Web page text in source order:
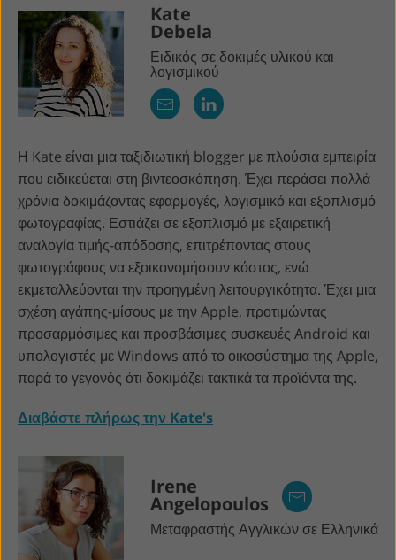
Kate
Debela
Ειδικός σε δοκιμές υλικού και
λογισμικού
Η Kate είναι μια ταξιδιωτική blogger με πλούσια εμπειρία
που ειδικεύεται στη βιντεοσκόπηση. Έχει περάσει πολλά
χρόνια δοκιμάζοντας εφαρμογές, λογισμικό και εξοπλισμό
φωτογραφίας. Εστιάζει σε εξοπλισμό με εξαιρετική
αναλογία τιμής-απόδοσης, επιτρέποντας στους
φωτογράφους να εξοικονομήσουν κόστος, ενώ
εκμεταλλεύονται την προηγμένη λειτουργικότητα. Έχει μια
σχέση αγάπης-μίσους με την Apple, προτιμώντας
προσαρμόσιμες και προσβάσιμες συσκευές Android και
υπολογιστές με Windows από το οικοσύστημα της Apple,
παρά το γεγονός ότι δοκιμάζει τακτικά τα προϊόντα της.
Διαβάστε πλήρως την Kate's
Irene
Angelopoulos
Μεταφραστής Αγγλικών σε Ελληνικά